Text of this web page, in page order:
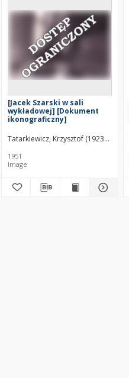
[Jacek Szarski w sali
wykładowej] [Dokument
ikonograficzny]
Tatarkiewicz, Krzysztof (1923–2011)
1951
Image